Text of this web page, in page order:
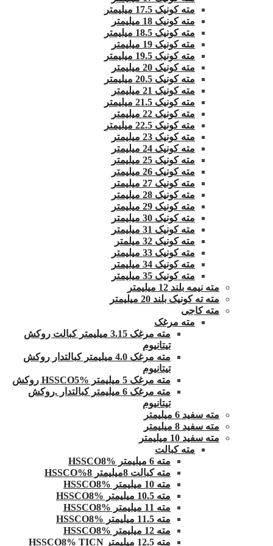
مته کونیک 17.5 میلیمتر
مته کونیک 18 میلیمتر
مته کونیک 18.5 میلیمتر
مته کونیک 19 میلیمتر
مته کونیک 19.5 میلیمتر
مته کونیک 20 میلیمتر
مته کونیک 20.5 میلیمتر
مته کونیک 21 میلیمتر
مته کونیک 21.5 میلیمتر
مته کونیک 22 میلیمتر
مته کونیک 22.5 میلیمتر
مته کونیک 23 میلیمتر
مته کونیک 24 میلیمتر
مته کونیک 25 میلیمتر
مته کونیک 26 میلیمتر
مته کونیک 27 میلیمتر
مته کونیک 28 میلیمتر
مته کونیک 29 میلیمتر
مته کونیک 30 میلیمتر
مته کونیک 31 میلیمتر
مته کونیک 32 میلمتر
مته کونیک 33 میلیمتر
مته کونیک 34 میلیمتر
مته کونیک 35 میلیمتر
مته نیمه بلند 12 میلیمتر
مته ته کونیک بلند 20 میلیمتر
مته کاجی
مته مرغک
مته مرغک 3.15 میلیمتر کبالت روکش
تیتانیوم
مته مرغک 4.0 میلیمتر کبالتدار روکش
تیتانیوم
مته مرغک 5 میلیمتر HSSCO5% روکش
مته مرغک 6 میلیمتر کبالتدار .روکش
تیتانیوم
مته سفید 6 میلیمتر
مته سفید 8 میلیمتر
مته سفید 10 میلیمتر
مته کبالت
مته 6 میلیمتر HSSCO8%
مته کبالت 8میلیمتر 8%HSSCO
مته 10 میلیمتر HSSCO8%
مته 10.5 میلیمتر HSSCO8%
مته 11 میلیمتر HSSCO8%
مته 11.5 میلیمتر HSSCO8%
مته 12 میلیمتر HSSCO8%
مته 12.5 میلیمتر HSSCO8% TICN